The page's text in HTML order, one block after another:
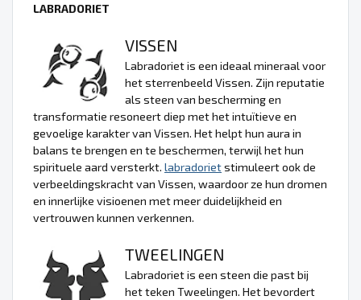
LABRADORIET
VISSEN
Labradoriet is een ideaal mineraal voor
het sterrenbeeld Vissen. Zijn reputatie
als steen van bescherming en
transformatie resoneert diep met het intuïtieve en
gevoelige karakter van Vissen. Het helpt hun aura in
balans te brengen en te beschermen, terwijl het hun
spirituele aard versterkt. labradorietstimuleert ook de
verbeeldingskracht van Vissen, waardoor ze hun dromen
en innerlijke visioenen met meer duidelijkheid en
vertrouwen kunnen verkennen.
TWEELINGEN
Labradoriet is een steen die past bij
het teken Tweelingen. Het bevordert